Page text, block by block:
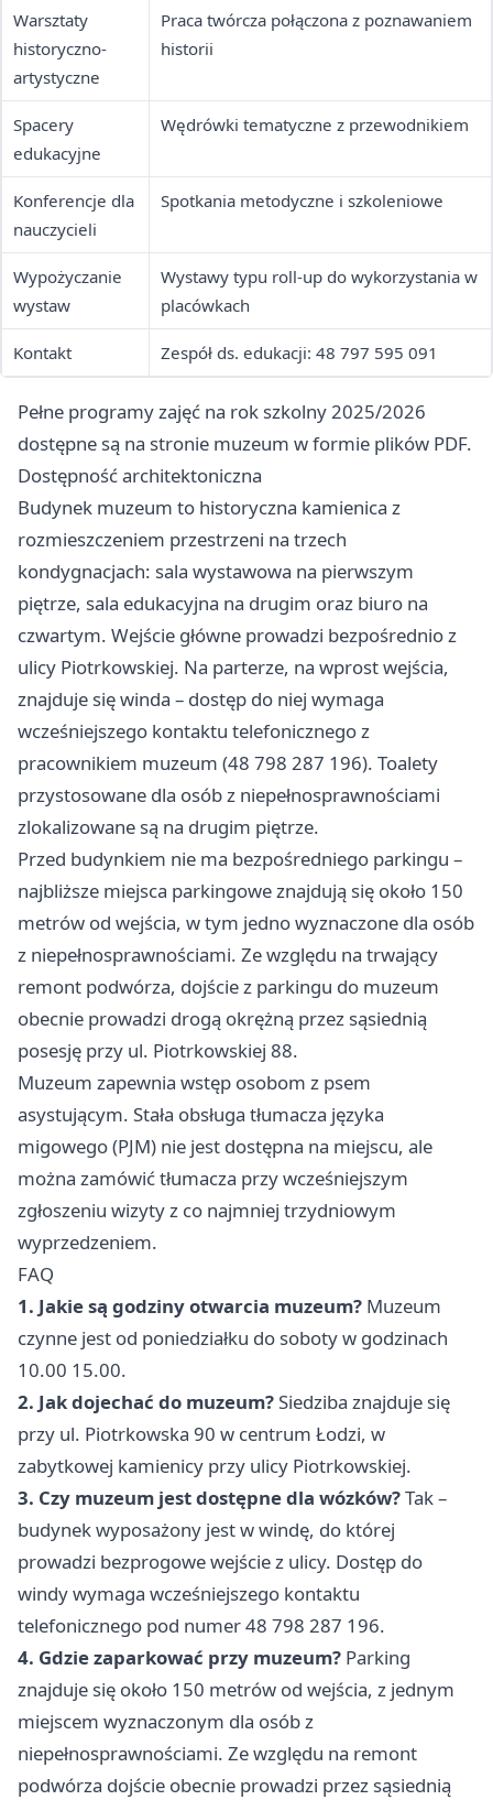
Warsztaty
historyczno-
artystyczne
Praca twórcza połączona z poznawaniem
historii
Spacery
edukacyjne
Wędrówki tematyczne z przewodnikiem
Konferencje dla
nauczycieli
Spotkania metodyczne i szkoleniowe
Wypożyczanie
wystaw
Wystawy typu roll-up do wykorzystania w
placówkach
Kontakt Zespół ds. edukacji: 48 797 595 091
Pełne programy zajęć na rok szkolny 2025/2026
dostępne są na stronie muzeum w formie plików PDF.
Dostępność architektoniczna
Budynek muzeum to historyczna kamienica z
rozmieszczeniem przestrzeni na trzech
kondygnacjach: sala wystawowa na pierwszym
piętrze, sala edukacyjna na drugim oraz biuro na
czwartym. Wejście główne prowadzi bezpośrednio z
ulicy Piotrkowskiej. Na parterze, na wprost wejścia,
znajduje się winda – dostęp do niej wymaga
wcześniejszego kontaktu telefonicznego z
pracownikiem muzeum (48 798 287 196). Toalety
przystosowane dla osób z niepełnosprawnościami
zlokalizowane są na drugim piętrze.
Przed budynkiem nie ma bezpośredniego parkingu –
najbliższe miejsca parkingowe znajdują się około 150
metrów od wejścia, w tym jedno wyznaczone dla osób
z niepełnosprawnościami. Ze względu na trwający
remont podwórza, dojście z parkingu do muzeum
obecnie prowadzi drogą okrężną przez sąsiednią
posesję przy ul. Piotrkowskiej 88.
Muzeum zapewnia wstęp osobom z psem
asystującym. Stała obsługa tłumacza języka
migowego (PJM) nie jest dostępna na miejscu, ale
można zamówić tłumacza przy wcześniejszym
zgłoszeniu wizyty z co najmniej trzydniowym
wyprzedzeniem.
FAQ
1. Jakie są godziny otwarcia muzeum? Muzeum
czynne jest od poniedziałku do soboty w godzinach
10.00 15.00.
2. Jak dojechać do muzeum?Siedziba znajduje się
przy ul. Piotrkowska 90 w centrum Łodzi, w
zabytkowej kamienicy przy ulicy Piotrkowskiej.
3. Czy muzeum jest dostępne dla wózków?Tak –
budynek wyposażony jest w windę, do której
prowadzi bezprogowe wejście z ulicy. Dostęp do
windy wymaga wcześniejszego kontaktu
telefonicznego pod numer 48 798 287 196.
4. Gdzie zaparkować przy muzeum? Parking
znajduje się około 150 metrów od wejścia, z jednym
miejscem wyznaczonym dla osób z
niepełnosprawnościami. Ze względu na remont
podwórza dojście obecnie prowadzi przez sąsiednią